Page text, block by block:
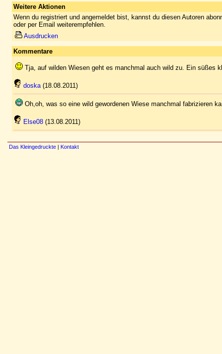
Weitere Aktionen
Wenn du registriert und angemeldet bist, kannst du diesen Autoren
oder per Email weiterempfehlen.
Ausdrucken
Kommentare
Tja, auf wilden Wiesen geht es manchmal auch wild zu. Ein süßes
doska(18.08.2011)
Oh,oh, was so eine wild gewordenen Wiese manchmal fabrizieren
Else08 (13.08.2011)
Das Kleingedruckte | Kontakt